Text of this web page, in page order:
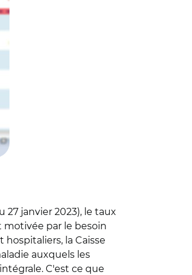
27 janvier 2023), le taux
motivée par le besoin
la Caisse
auxquels les
C'est ce que